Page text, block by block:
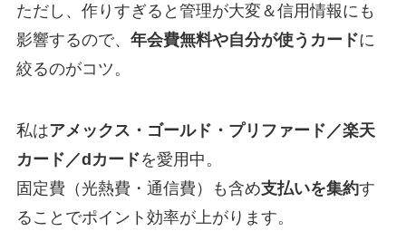
ただし、作りすぎると管理が大変＆信用情報にも
影響するので、 年会費無料や自分が使うカードに
絞るのがコツ。
私はアメックス・ゴールド・プリファード／楽天
カード／dカードを愛用中。
固定費（光熱費・通信費）も含め支払いを集約す
ることでポイント効率が上がります。